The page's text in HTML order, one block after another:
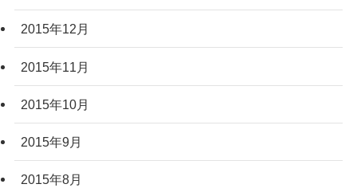
2015年12月
2015年11月
2015年10月
2015年9月
2015年8月